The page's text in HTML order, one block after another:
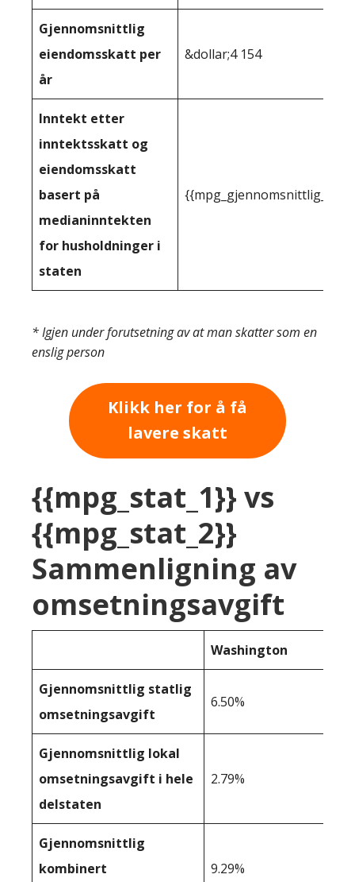
Gjennomsnittlig
eiendomsskatt per
år
&dollar;4 154
Inntekt etter
inntektsskatt og
eiendomsskatt
basert på
medianinntekten
for husholdninger i
staten
* Igjen under forutsetning av at man skatter som en
enslig person
Klikk her for å få
lavere skatt
{{mpg_stat_1}} vs
{{mpg_stat_2}}
Sammenligning av
omsetningsavgift
Washington
Gjennomsnittlig statlig
omsetningsavgift
6.50%
Gjennomsnittlig lokal
omsetningsavgift i hele
delstaten
2.79%
Gjennomsnittlig
kombinert
9.29%